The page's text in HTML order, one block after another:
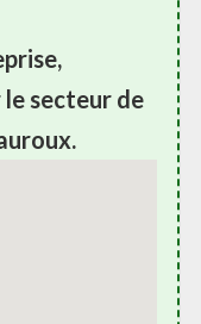
secteur de